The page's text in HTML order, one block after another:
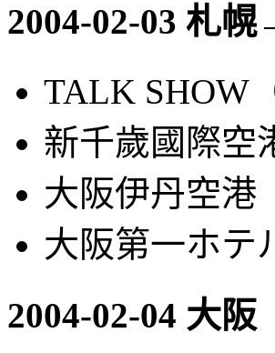
2004-02-03 札
TALK SHOW
新千歲國際空
大阪伊丹空港
大阪第一ホテ
2004-02-04 大阪